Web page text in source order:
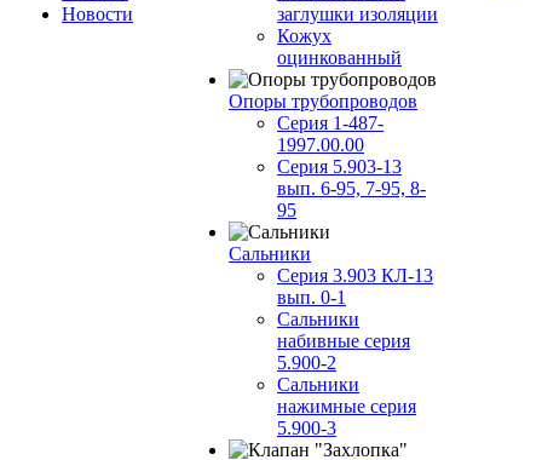
Новости
заглушки изоляции
Кожух
оцинкованный
Опоры трубопроводов
Серия 1-487-
1997.00.00
Серия 5.903-13
вып. 6-95, 7-95, 8-
95
Сальники
Серия 3.903 КЛ-13
вып. 0-1
Сальники
набивные серия
5.900-2
Сальники
нажимные серия
5.900-3